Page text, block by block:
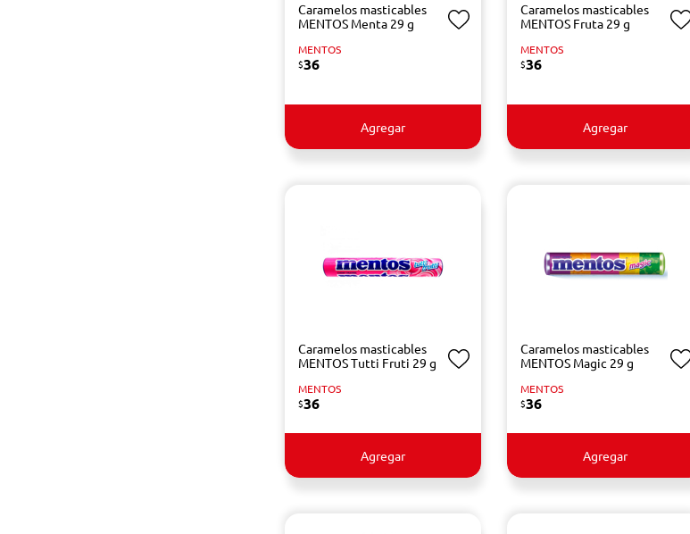
Caramelos masticables
MENTOS Menta 29 g
MENTOS
$36
Agregar
Caramelos masticables
MENTOS Fruta 29 g
MENTOS
$36
Agregar
Caramelos masticables
MENTOS Tutti Fruti 29 g
MENTOS
$36
Agregar
Caramelos masticables
MENTOS Magic 29 g
MENTOS
$36
Agregar